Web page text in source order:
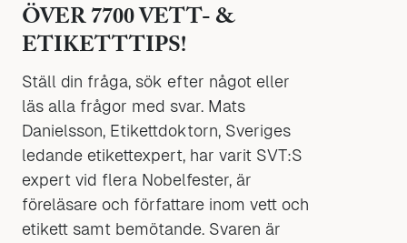
ÖVER 7700 VETT- &
ETIKETTTIPS!
Ställ din fråga, sök efter något eller
läs alla frågor med svar. Mats
Danielsson, Etikettdoktorn, Sveriges
ledande etikettexpert, har varit SVT:S
expert vid flera Nobelfester, är
föreläsare och författare inom vett och
etikett samt bemötande. Svaren är